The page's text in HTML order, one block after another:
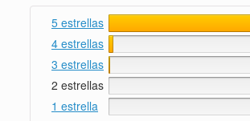
5 estrellas
4 estrellas
3 estrellas
2 estrellas
1 estrella